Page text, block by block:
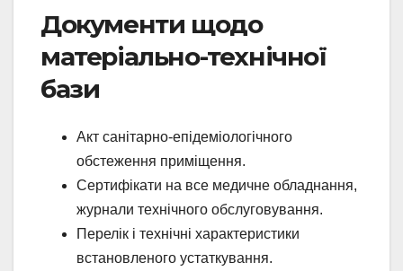
Документи щодо
матеріально-технічної
бази
Акт санітарно-епідеміологічного
обстеження приміщення.
Сертифікати на все медичне обладнання,
журнали технічного обслуговування.
Перелік і технічні характеристики
встановленого устаткування.